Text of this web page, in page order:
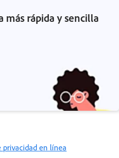
más rápida y sencilla
privacidad en línea